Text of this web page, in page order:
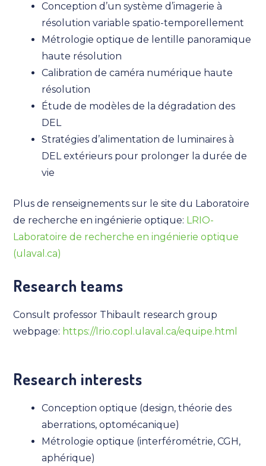
Conception d’un système d’imagerie à
résolution variable spatio-temporellement
Métrologie optique de lentille panoramique
haute résolution
Calibration de caméra numérique haute
résolution
Étude de modèles de la dégradation des
DEL
Stratégies d’alimentation de luminaires à
DEL extérieurs pour prolonger la durée de
vie
Plus de renseignements sur le site du Laboratoire
de recherche en ingénierie optique: LRIO-
Laboratoire de recherche en ingénierie optique
(ulaval.ca)
Research teams
Consult professor Thibault research group
webpage: https://lrio.copl.ulaval.ca/equipe.html
Research interests
Conception optique (design, théorie des
aberrations, optomécanique)
Métrologie optique (interférométrie, CGH,
aphérique)